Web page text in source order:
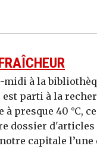
midi à la
parti à la
presque 40 °C,
dossier
capitale